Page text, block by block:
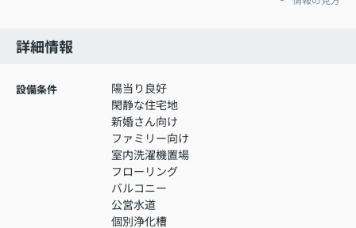
詳細情報
設備条件
陽当り良好
閑静な住宅地
新婚さん向け
ファミリー向け
室内洗濯機置場
フローリング
バルコニー
公営水道
個別浄化槽